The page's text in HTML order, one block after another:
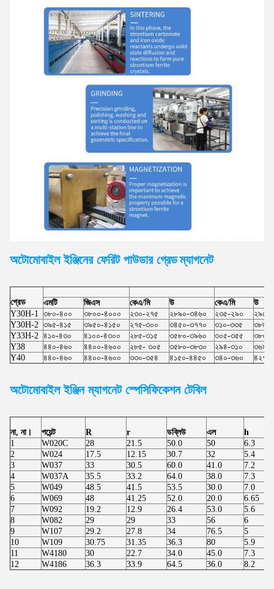
অটোমোবাইল ইঞ্জিনের ফেরিট পাউডার গ্রেডম্যাগনেট
গ্রেড এমটি জিএস কেএ/মি উ কেএ/মি
উ
Y30H-1 ৩৮০-৪০০ ৩৮০০-৪০০০ ২৩০-২৭৫ ২৮৯০-৩৪৬০ ২৩৫-২৯০
Y30H-2 ৩৯৫-৪১৫ ৩৯৫০-৪১৫০ ২৭৫-৩০০ ৩৪৫০-৩৭৭০ ৩১০-৩৩৫
Y33H-2 ৪১০-৪৩০ ৪১০০-৪৩০০ ২৮৫-৩১৫ ৩৫৮০-৩৯৬০ ৩০৫-৩৫৫
Y38
৪৪০-৪৬০ ৪৪০০-৪৬০০ ২৮৫- ৩০৫ ৩৫৮০-৩৮৩০ ২৯৪-৩১০
Y40
৪৪০-৪৬০ ৪৪০০-৪৬০০ ৩৩০-৩৫৪ ৪১৫০-৪৪৫০ ৩৪০-৩৬০
অটোমোবাইল ইঞ্জিন ম্যাগনেট স্পেসিফিকেশন টেবিল
না, না। পয়েন্ট R r ডব্লিউ এল
h
1
W020C 28 21.5 50.0 50
6.3
2
W024 17.5 12.15 30.7 32
5.4
3
W037 33 30.5 60.0 41.0
7.2
4
W037A 35.5 33.2 64.0 38.0
7.3
5
W049 48.5 41.5 53.5 30.0
7.0
6
W069 48 41.25 52.0 20.0
6.65
7
W092 19.2 12.9 26.4 53.0
5.6
8
W082 29 29 33 56
6
9
W107 29.2 27.8 34 76.5
5
10
W109 30.75 31.35 36.3 80
5.9
11
W4180 30 22.7 34.0 45.0
7.3
12
W4186 36.3 33.9 64.5 36.0 8.2